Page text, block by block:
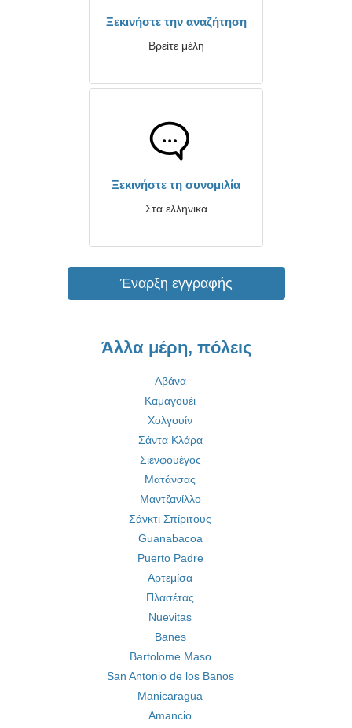
Ξεκινήστε την αναζήτηση
Βρείτε μέλη
Ξεκινήστε τη συνομιλία
Στα ελληνικα
Έναρξη εγγραφής
Άλλα μέρη, πόλεις
Αβάνα
Καμαγουέι
Χολγουίν
Σάντα Κλάρα
Σιενφουέγος
Ματάνσας
Μαντζανίλλο
Σάνκτι Σπίριτους
Guanabacoa
Puerto Padre
Αρτεμίσα
Πλασέτας
Nuevitas
Banes
Bartolome Maso
San Antonio de los Banos
Manicaragua
Amancio